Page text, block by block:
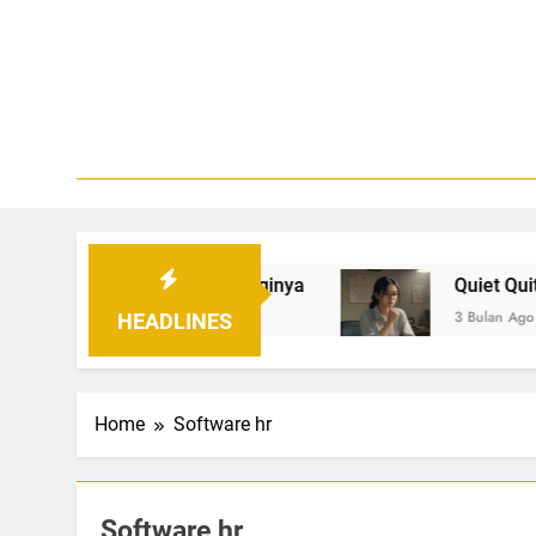
HEADLINES
dan Strateginya Quiet Quitting:
3 Bulan Ago
Home Software hr